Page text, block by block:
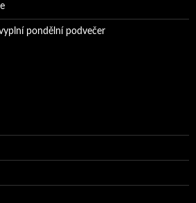
pondělní podvečer